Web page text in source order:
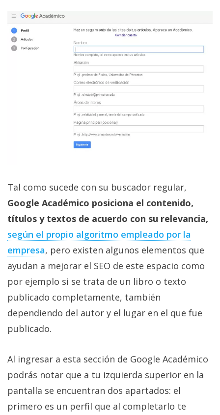
tecnología,
ordenadores,
apps,
informática,
Tal como sucede con su buscador regular,
Google Académico posiciona el contenido,
títulos y textos de acuerdo con su relevancia,
según el propio algoritmo empleado por la
empresa, pero existen algunos elementos que
ayudan a mejorar el SEO de este espacio como
por ejemplo si se trata de un libro o texto
publicado completamente, también
dependiendo del autor y el lugar en el que fue
publicado.
Al ingresar a esta sección de Google Académico
podrás notar que a tu izquierda superior en la
pantalla se encuentran dos apartados: el
primero es un perfil que al completarlo te